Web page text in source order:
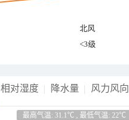
北风
<3级
相对湿度 降水量 风力风向
最高气温: 31.1℃ , 最低气温: 22℃